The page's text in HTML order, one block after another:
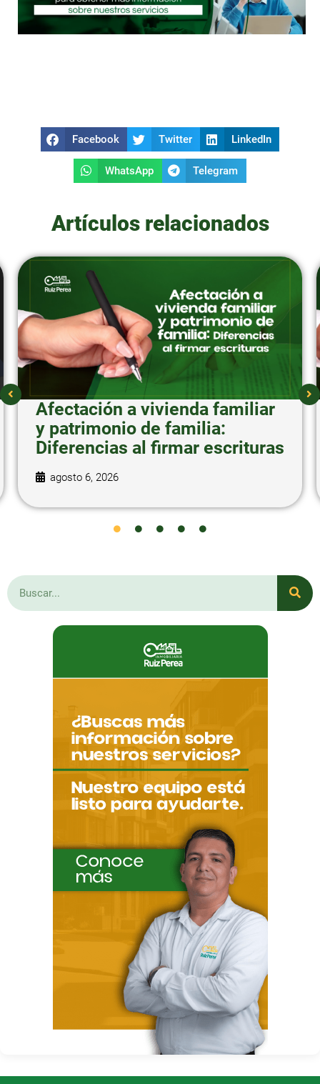
Facebook Twitter LinkedIn
WhatsApp Telegram
Artículos relacionados
Afectación a vivienda familiar
y patrimonio de familia:
Diferencias al firmar escrituras
agosto 6, 2026